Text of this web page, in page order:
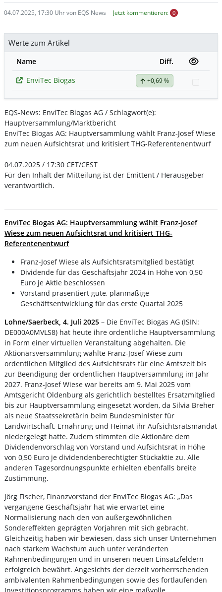
04.07.2025, 17:30 Uhr von EQS News Jetzt kommentieren: 0
Werte zum Artikel
Name
Diff.
EnviTec Biogas
+0,69 %
EQS-News: EnviTec Biogas AG / Schlagwort(e):
Hauptversammlung/Marktbericht
EnviTec Biogas AG: Hauptversammlung wählt Franz-Josef Wiese
zum neuen Aufsichtsrat und kritisiert THG-Referentenentwurf
04.07.2025 / 17:30 CET/CEST
Für den Inhalt der Mitteilung ist der Emittent / Herausgeber
verantwortlich.
EnviTec Biogas AG: Hauptversammlung wählt Franz-Josef
Wiese zum neuen Aufsichtsrat und kritisiert THG-
Referentenentwurf
Franz-Josef Wiese als Aufsichtsratsmitglied bestätigt
Dividende für das Geschäftsjahr 2024 in Höhe von 0,50
Euro je Aktie beschlossen
Vorstand präsentiert gute, planmäßige
Geschäftsentwicklung für das erste Quartal 2025
Lohne/Saerbeck, 4. Juli 2025 – Die EnviTec Biogas AG (ISIN:
DE000A0MVLS8) hat heute ihre ordentliche Hauptversammlung
in Form einer virtuellen Veranstaltung abgehalten. Die
Aktionärsversammlung wählte Franz-Josef Wiese zum
ordentlichen Mitglied des Aufsichtsrats für eine Amtszeit bis
zur Beendigung der ordentlichen Hauptversammlung im Jahr
2027. Franz-Josef Wiese war bereits am 9. Mai 2025 vom
Amtsgericht Oldenburg als gerichtlich bestelltes Ersatzmitglied
bis zur Hauptversammlung eingesetzt worden, da Silvia Breher
als neue Staatssekretärin beim Bundesminister für
Landwirtschaft, Ernährung und Heimat ihr Aufsichtsratsmandat
niedergelegt hatte. Zudem stimmten die Aktionäre dem
Dividendenvorschlag von Vorstand und Aufsichtsrat in Höhe
von 0,50 Euro je dividendenberechtigter Stückaktie zu. Alle
anderen Tagesordnungspunkte erhielten ebenfalls breite
Zustimmung.
Jörg Fischer, Finanzvorstand der EnviTec Biogas AG: „Das
vergangene Geschäftsjahr hat wie erwartet eine
Normalisierung nach den von außergewöhnlichen
Sondereffekten geprägten Vorjahren mit sich gebracht.
Gleichzeitig haben wir bewiesen, dass sich unser Unternehmen
nach starkem Wachstum auch unter veränderten
Rahmenbedingungen und in unseren neuen Einsatzfeldern
erfolgreich bewährt. Angesichts der derzeit vorherrschenden
ambivalenten Rahmenbedingungen sowie des fortlaufenden